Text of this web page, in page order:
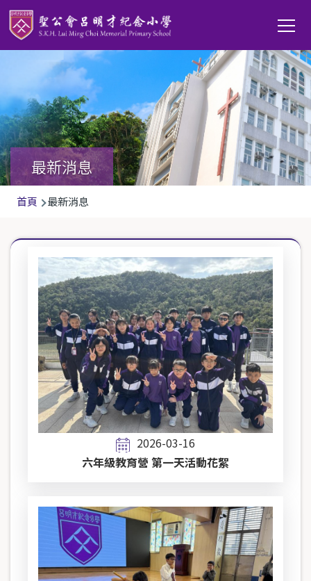
移至主內容
Main
最新消息
導
連
首頁 最新消息
2026-03-16
六年級教育營 第一天活動花絮